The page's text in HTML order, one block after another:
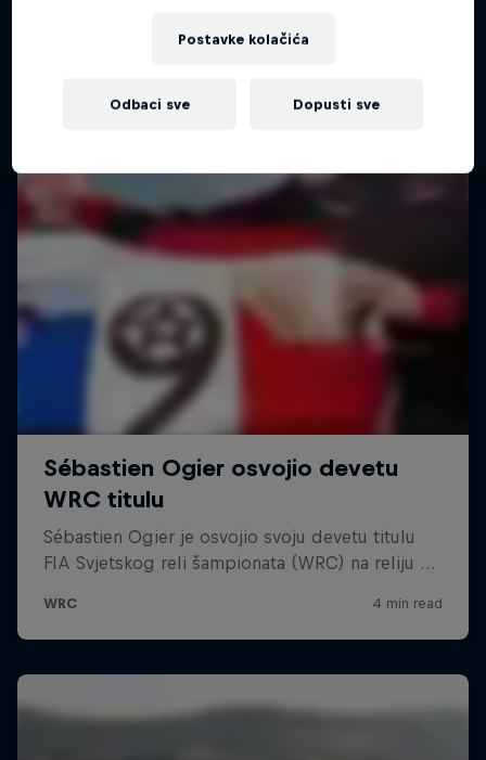
Postavke kolačića
Odbaci sve Dopusti sve